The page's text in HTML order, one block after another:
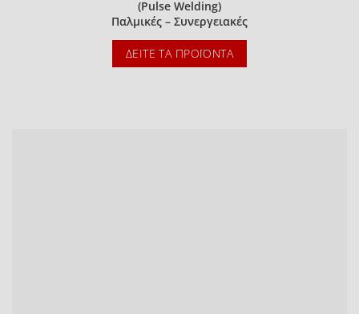
(Pulse Welding)
Παλμικές – Συνεργειακές
ΔΕΊΤΕ ΤΑ ΠΡΟΪΌΝΤΑ